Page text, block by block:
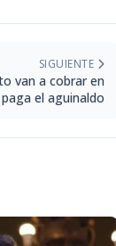
SIGUIENTE
van a cobrar en
el aguinaldo